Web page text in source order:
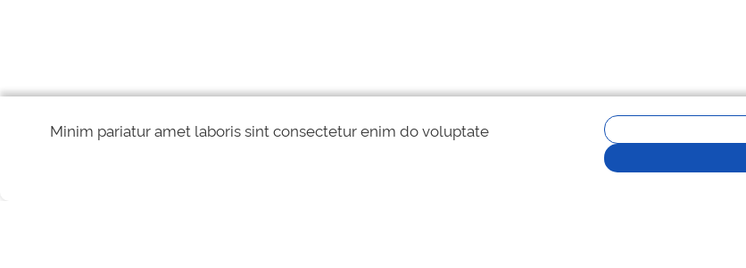
Minim pariatur amet laboris sint consectetur enim do voluptate